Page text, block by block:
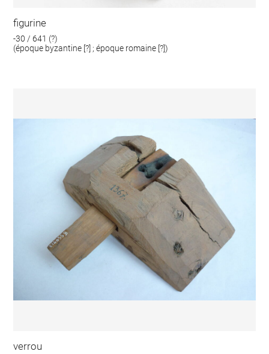
figurine
-30 / 641 (?)
(époque byzantine [?] ; époque romaine [?])
verrou